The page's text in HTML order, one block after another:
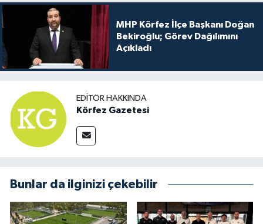
MHP Körfez İlçe Başkanı Doğan
Bekiroğlu; Görev Dağılımını
Açıkladı
EDITÖR HAKKINDA
Körfez Gazetesi
Bunlar da ilginizi çekebilir